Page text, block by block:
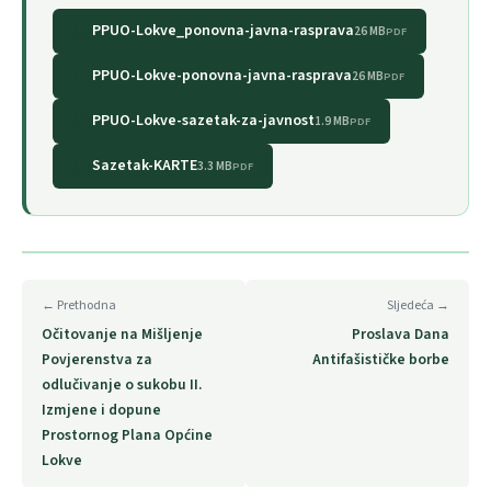
PPUO-Lokve_ponovna-javna-rasprava26 MBPDF
PPUO-Lokve-ponovna-javna-rasprava26 MBPDF
PPUO-Lokve-sazetak-za-javnost1.9 MBPDF
Sazetak-KARTE3.3 MBPDF
← Prethodna
Očitovanje na Mišljenje
Povjerenstva za
odlučivanje o sukobu II.
Izmjene i dopune
Prostornog Plana Općine
Lokve
Sljedeća →
Proslava Dana
Antifašističke borbe